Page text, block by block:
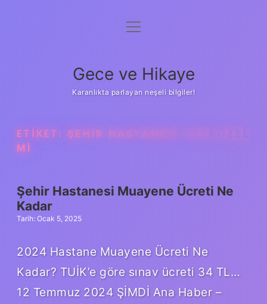
Anasayfa
Yasal Uyarı
menüyü
Gece ve Hikaye
Karanlıkta parlayan neşeli bilgiler!
ETIKET: ŞEHIR HASTANESI YARI ÖZEL
MI
Şehir Hastanesi Muayene Ücreti Ne
Kadar
Tarih: Ocak 5, 2025
2024 Hastane Muayene Ücreti Ne
Kadar? TUİK’e göre sınav ücreti 34 TL…
12 Temmuz 2024 ŞİMDİ Ana Haber –